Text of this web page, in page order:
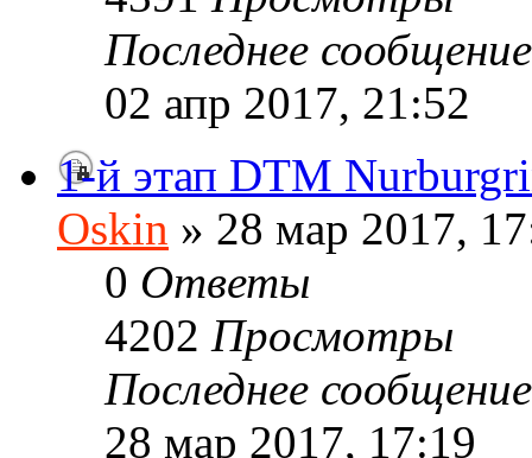
Последнее
02 апр 2017, 21:52
1-й этап DTM
Oskin » 28 мар 2017,
0 Ответы
4202 Просмотры
Последнее
28 мар 2017, 17:19